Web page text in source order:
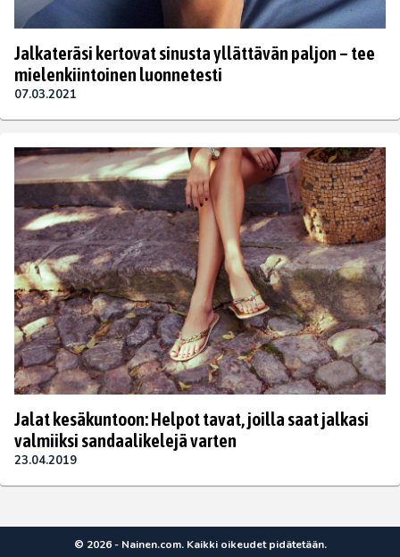
Jalkateräsi kertovat sinusta yllättävän paljon – tee
mielenkiintoinen luonnetesti
07.03.2021
Jalat kesäkuntoon: Helpot tavat, joilla saat jalkasi
valmiiksi sandaalikelejä varten
23.04.2019
© 2026 - Nainen.com. Kaikki oikeudet pidätetään.